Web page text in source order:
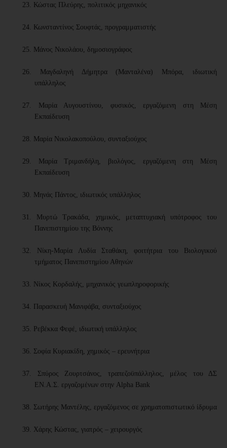
23. Κώστας Πλεύρης, πολιτικός μηχανικός
24. Κωνσταντίνος Σουφτάς, προγραμματιστής
25. Μάνος Νικολάου, δημοσιογράφος
26.
Μαγδαληνή Δήμητρα (Μανταλένα) Μπόρα, ιδιωτική
υπάλληλος
27.
Μαρία Αυγουστίνου, φυσικός, εργαζόμενη στη Μέση
Εκπαίδευση
28. Μαρία Νικολακοπούλου, συνταξιούχος
29.
Μαρία Τριμανδήλη, βιολόγος, εργαζόμενη στη Μέση
Εκπαίδευση
30. Μηνάς Πάντος, ιδιωτικός υπάλληλος
31.
Μυρτώ Τρακάδα, χημικός, μεταπτυχιακή υπότροφος του
Πανεπιστημίου της Βόννης
32.
Νίκη-Μαρία Λυδία Σταθάκη, φοιτήτρια του Βιολογικού
τμήματος Πανεπιστημίου Αθηνών
33. Νίκος Κορδαλής, μηχανικός γεωπληροφορικής
34. Παρασκευή Μανιφάβα, συνταξιούχος
35. Ρεβέκκα Φεφέ, ιδιωτική υπάλληλος
36. Σοφία Κυριακίδη, χημικός – ερευνήτρια
37.
Σπύρος Ζουρτσάνος, τραπεζοϋπάλληλος, μέλος του ΔΣ
ΕΝ.Α.Σ. εργαζομένων στην Alpha Bank
38. Σωτήρης Μαντέλης, εργαζόμενος σε χρηματοπιστωτικό ίδρυμα
39. Χάρης Κώστας, γιατρός – χειρουργός